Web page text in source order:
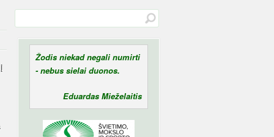
Žodis niekad negali numirti
- nebus sielai duonos.
Eduardas Mieželaitis